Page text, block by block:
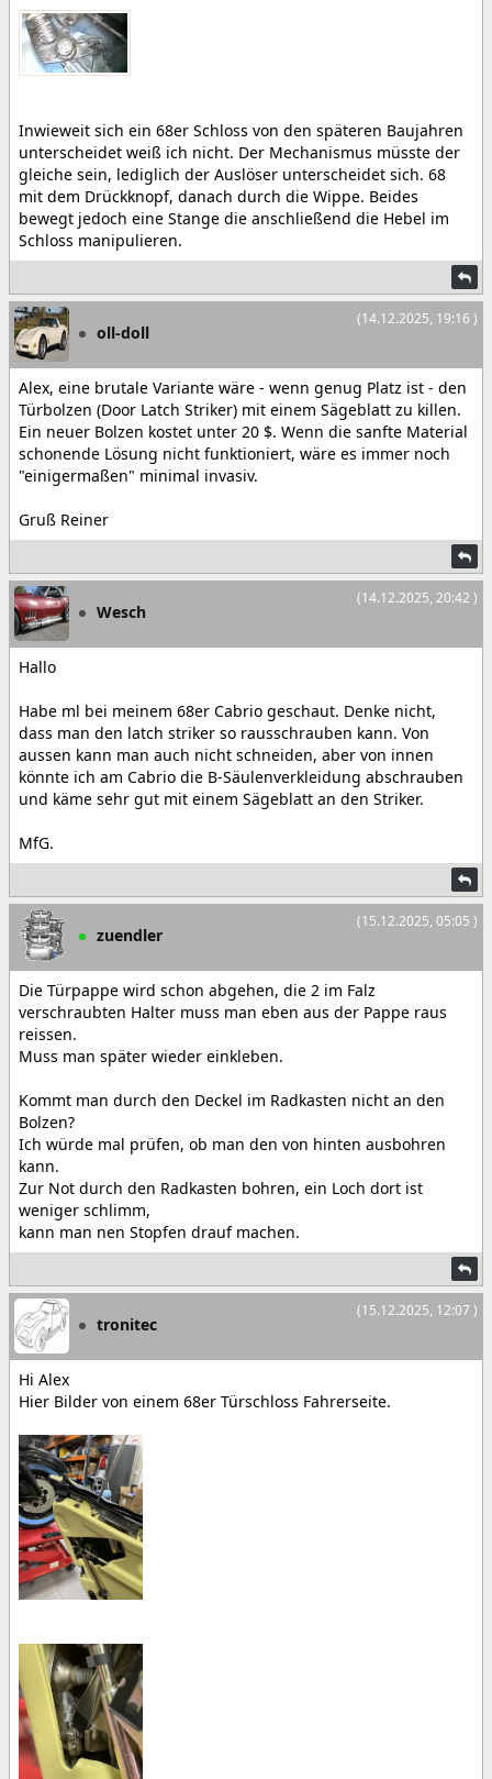
Inwieweit sich ein 68er Schloss von den späteren Baujahren
unterscheidet weiß ich nicht. Der Mechanismus müsste der
gleiche sein, lediglich der Auslöser unterscheidet sich. 68
mit dem Drückknopf, danach durch die Wippe. Beides
bewegt jedoch eine Stange die anschließend die Hebel im
Schloss manipulieren.
(14.12.2025, 19:16 )
oll-doll
Alex, eine brutale Variante wäre - wenn genug Platz ist - den
Türbolzen (Door Latch Striker) mit einem Sägeblatt zu killen.
Ein neuer Bolzen kostet unter 20 $. Wenn die sanfte Material
schonende Lösung nicht funktioniert, wäre es immer noch
"einigermaßen" minimal invasiv.
Gruß Reiner
(14.12.2025, 20:42 )
Wesch
Hallo
Habe ml bei meinem 68er Cabrio geschaut. Denke nicht,
dass man den latch striker so rausschrauben kann. Von
aussen kann man auch nicht schneiden, aber von innen
könnte ich am Cabrio die B-Säulenverkleidung abschrauben
und käme sehr gut mit einem Sägeblatt an den Striker.
MfG.
(15.12.2025, 05:05 )
zuendler
Die Türpappe wird schon abgehen, die 2 im Falz
verschraubten Halter muss man eben aus der Pappe raus
reissen.
Muss man später wieder einkleben.
Kommt man durch den Deckel im Radkasten nicht an den
Bolzen?
Ich würde mal prüfen, ob man den von hinten ausbohren
kann.
Zur Not durch den Radkasten bohren, ein Loch dort ist
weniger schlimm,
kann man nen Stopfen drauf machen.
(15.12.2025, 12:07 )
tronitec
Hi Alex
Hier Bilder von einem 68er Türschloss Fahrerseite.